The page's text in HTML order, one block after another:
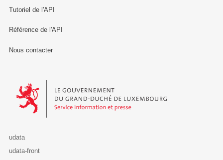
Tutoriel de l'API
Référence de l'API
Nous contacter
Le Gouvernement du Grand-Duché de Luxembourg - Service
udata
udata-front